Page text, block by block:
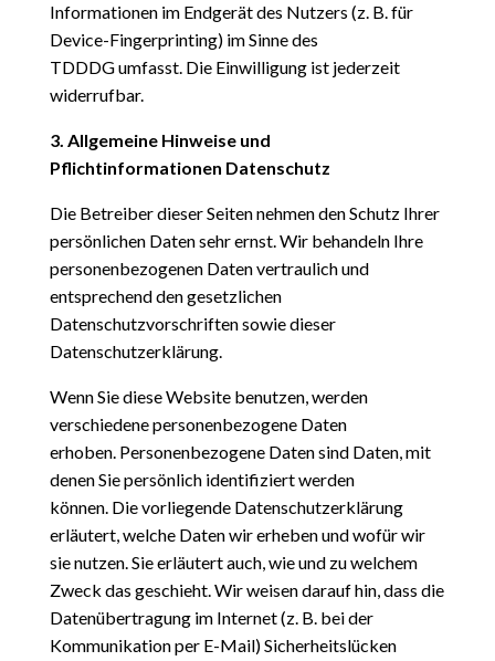
Informationen im Endgerät des Nutzers (z. B. für
Device-Fingerprinting) im Sinne des
TDDDGumfasst. Die Einwilligung ist jederzeit
widerrufbar.
3. Allgemeine Hinweise und
Pflichtinformationen Datenschutz
Die Betreiber dieser Seiten nehmen den Schutz Ihrer
persönlichen Daten sehr ernst. Wir behandeln Ihre
personenbezogenen Daten vertraulich und
entsprechend den gesetzlichen
Datenschutzvorschriften sowie dieser
Datenschutzerklärung.
Wenn Sie diese Website benutzen, werden
verschiedene personenbezogene Daten
erhoben. Personenbezogene Daten sind Daten, mit
denen Sie persönlich identifiziert werden
können. Die vorliegende Datenschutzerklärung
erläutert, welche Daten wir erheben und wofür wir
sie nutzen. Sie erläutert auch, wie und zu welchem
Zweck das geschieht.Wir weisen darauf hin, dass die
Datenübertragung im Internet (z. B. bei der
Kommunikation per E-Mail)Sicherheitslücken